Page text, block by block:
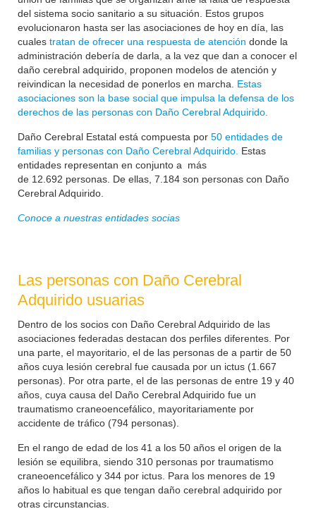
del sistema socio sanitario a su situación. Estos grupos
evolucionaron hasta ser las asociaciones de hoy en día, las
cuales tratan de ofrecer una respuesta de atención donde la
administración debería de darla, a la vez que dan a conocer el
daño cerebral adquirido, proponen modelos de atención y
reivindican la necesidad de ponerlos en marcha. Estas
asociaciones son la base social que impulsa la defensa de los
derechos de las personas con Daño Cerebral Adquirido.
Daño Cerebral Estatal está compuesta por 50 entidades de
familias y personas con Daño Cerebral Adquirido. Estas
entidades representan en conjunto a más
de 12.692 personas. De ellas, 7.184 son personas con Daño
Cerebral Adquirido.
Conoce a nuestras entidades socias
Las personas con Daño Cerebral
Adquirido usuarias
Dentro de los socios con Daño Cerebral Adquirido de las
asociaciones federadas destacan dos perfiles diferentes. Por
una parte, el mayoritario, el de las personas de a partir de 50
años cuya lesión cerebral fue causada por un ictus (1.667
personas). Por otra parte, el de las personas de entre 19 y 40
años, cuya causa del Daño Cerebral Adquirido fue un
traumatismo craneoencefálico, mayoritariamente por
accidente de tráfico (794 personas).
En el rango de edad de los 41 a los 50 años el origen de la
lesión se equilibra, siendo 310 personas por traumatismo
craneoencefálico y 344 por ictus. Para los menores de 19
años lo habitual es que tengan daño cerebral adquirido por
otras circunstancias.